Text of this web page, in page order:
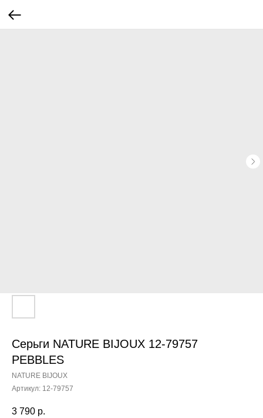
Серьги NATURE BIJOUX 12-79757
PEBBLES
NATURE BIJOUX
Артикул: 12-79757
3 790 р.